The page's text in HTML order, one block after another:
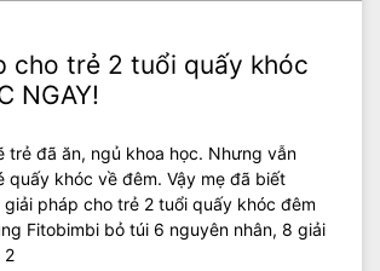
cho trẻ 2 tuổi quấy khóc
NGAY!
trẻ đã ăn, ngủ khoa học. Nhưng vẫn
quấy khóc về đêm. Vậy mẹ đã biết
giải pháp cho trẻ 2 tuổi quấy khóc đêm
Fitobimbi bỏ túi 6 nguyên nhân, 8 giải
2